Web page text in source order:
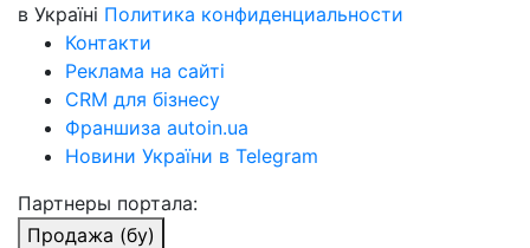
в Україні Политика конфиденциальности
Контакти
Реклама на сайті
CRM для бізнесу
Франшиза autoin.ua
Новини України в Telegram
Партнеры портала:
Продажа (бу)